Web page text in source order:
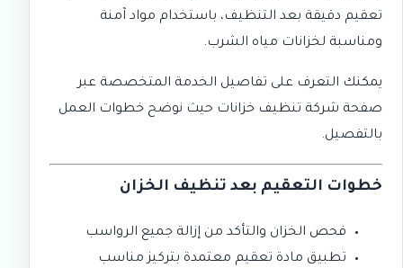
تعقيم دقيقة بعد التنظيف، باستخدام مواد آمنة
ومناسبة لخزانات مياه الشرب.
يمكنك التعرف على تفاصيل الخدمة المتخصصة عبر
صفحة شركة تنظيف خزانات حيث نوضح خطوات العمل
بالتفصيل.
خطوات التعقيم بعد تنظيف الخزان
فحص الخزان والتأكد من إزالة جميع الرواسب
تطبيق مادة تعقيم معتمدة بتركيز مناسب